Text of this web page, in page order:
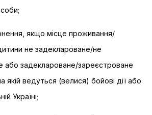
якщо місце проживання/
не задеклароване/не
або задеклароване/зареєстроване
якій ведуться (велися) бойові дії або
Україні;